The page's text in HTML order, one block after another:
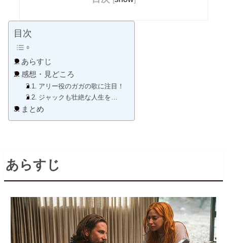
目次
あらすじ
感想・見どころ
アリー役のガガの歌に注目！
ジャックも壮絶な人生を…
まとめ
あらすじ